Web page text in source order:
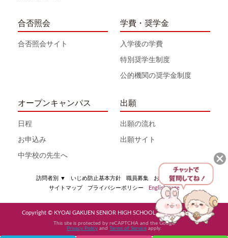
合否照会
合否照会サイト
学費・奨学金
入学後の学費
特別奨学生制度
公的機関の奨学金制度
オープンキャンパス
日程
お申込み
中学校の先生へ
出願
出願の流れ
出願サイト
訪問者別 ▼ いじめ防止基本方針 職員募集
お問い合わせ
サイトマップ
プライバシーポリシー English page
Copyright © KYOAI GAKUEN SENIOR HIGH SCHOOL All Rights Reserved
This site is protected by reCAPTCHA and the Google
Privacy Policy and Terms of Service apply.